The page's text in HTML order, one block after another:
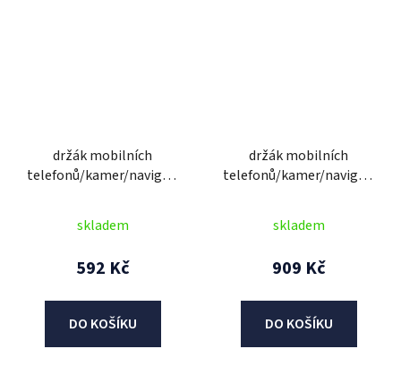
držák mobilních
telefonů/kamer/navigací
OXFORD
skladem
592 Kč
DO KOŠÍKU
držák mobilních
telefonů/kamer/navigací
pásek, OXFORD
skladem
909 Kč
DO KOŠÍKU